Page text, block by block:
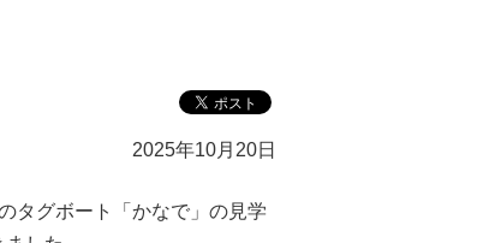
2025年10月20日
タグボート「かなで」の見学